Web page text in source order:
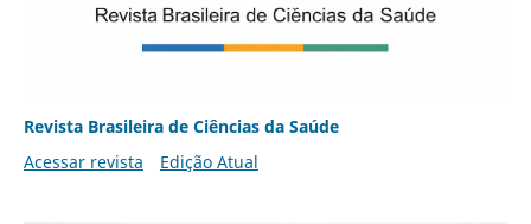
Revista Brasileira de Ciências da Saúde
Acessar revista
Edição Atual